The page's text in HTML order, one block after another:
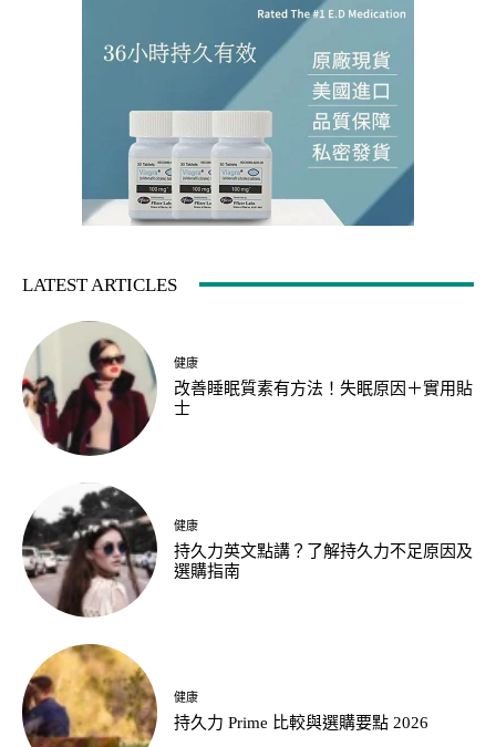
LATEST ARTICLES
健康
改善睡眠質素有方法！失眠原因＋實用貼
士
健康
持久力英文點講？了解持久力不足原因及
選購指南
健康
持久力 Prime 比較與選購要點 2026